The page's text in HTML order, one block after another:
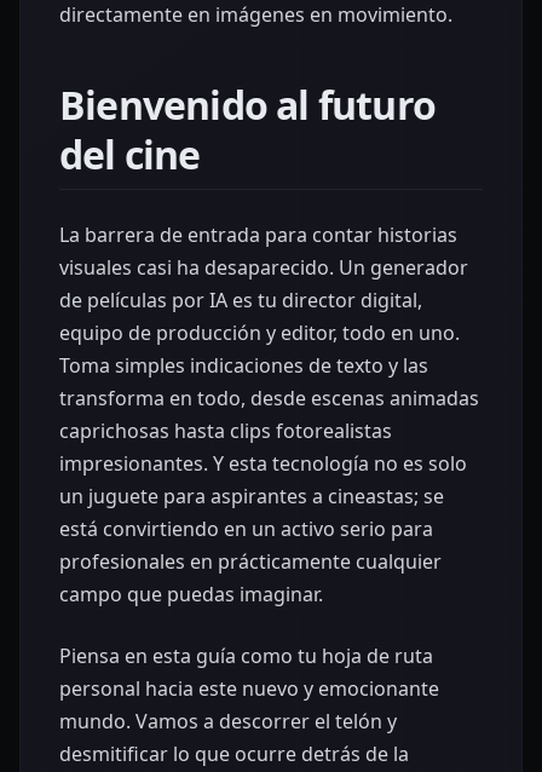
directamente en imágenes en movimiento.
Bienvenido al futuro
del cine
La barrera de entrada para contar historias
visuales casi ha desaparecido. Un generador
de películas por IA es tu director digital,
equipo de producción y editor, todo en uno.
Toma simples indicaciones de texto y las
transforma en todo, desde escenas animadas
caprichosas hasta clips fotorealistas
impresionantes. Y esta tecnología no es solo
un juguete para aspirantes a cineastas; se
está convirtiendo en un activo serio para
profesionales en prácticamente cualquier
campo que puedas imaginar.
Piensa en esta guía como tu hoja de ruta
personal hacia este nuevo y emocionante
mundo. Vamos a descorrer el telón y
desmitificar lo que ocurre detrás de la